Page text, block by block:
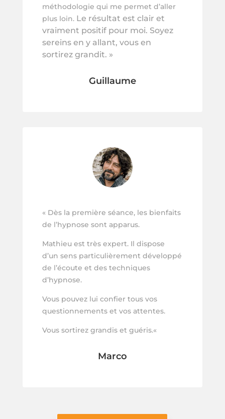
méthodologie qui me permet d’aller
plus loin. Le résultat est clair et
vraiment positif pour moi. Soyez
sereins en y allant, vous en
sortirez grandit. »
Guillaume
« Dès la première séance, les bienfaits
de l’hypnose sont apparus.
Mathieu est très expert. Il dispose
d’un sens particulièrement développé
de l’écoute et des techniques
d’hypnose.
Vous pouvez lui confier tous vos
questionnements et vos attentes.
Vous sortirez grandis et guéris.«
Marco